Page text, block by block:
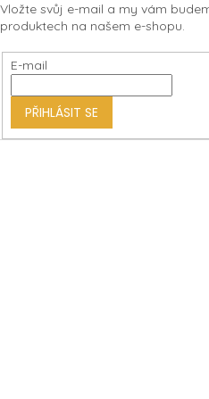
p
a
t
Vložte svůj e-mail a my vám
produktech na našem e-shopu.
E-mail
PŘIHLÁSIT SE